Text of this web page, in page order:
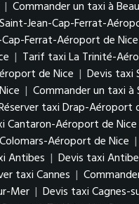
| Commander un taxi à
Jean-Cap-Ferrat-
Ferrat-Aéroport de Nice
| Tarif taxi La Trinité-
de Nice | Devis taxi
| Commander un taxi
taxi Drap-Aéroport
Cantaron-Aéroport de Nice
Aéroport de Nice |
Antibes | Devis taxi
taxi Cannes |
Mer | Devis taxi Cagnes-